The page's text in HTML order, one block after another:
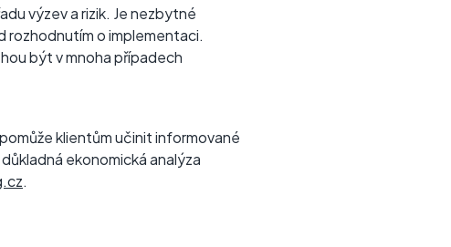
výzev a rizik. Je nezbytné
rozhodnutím o implementaci.
být v mnoha případech
klientům učinit informované
ekonomická analýza
.